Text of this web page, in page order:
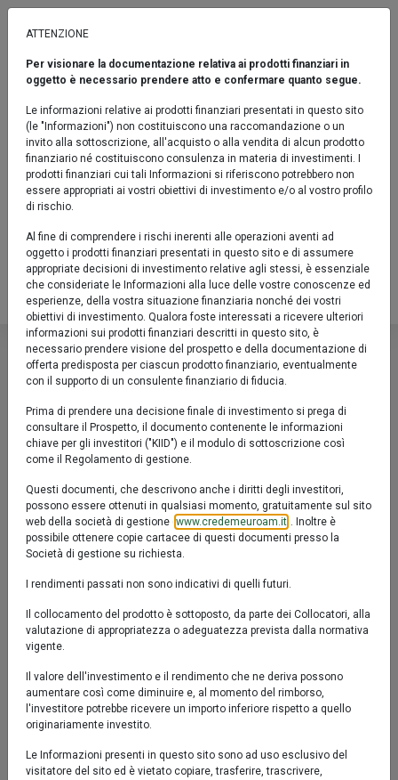
AD ORIZZONTE TEMPORALE
Euromobiliare Target 2028 D
Fondo / Obbligazionari Flessibili / Indicatore sintetico di rischio: 3
Confronta
Fact sheet
Prodotto chiuso al collocamento
IT0005526352
Valore Quota al 05/08/2026: 5,4420 €
Euromobiliare Target 2028 D
Fondo / Obbligazionari Flessibili /
Confronta Fact sheet Prodotto chiuso al collocamento
IT0005526352
Valore Quota al 05/08/2026:
Descrizione
accrescere gradualmente il valore del capitale investito
nell’arco di un orizzonte temporale predefinito (entro
dicembre 2028). Il Fondo è gestito in modo attivo e
flessibile. Gli investimenti sono principalmente
denominati in Euro e non presentano vincoli
predeterminati su tipologia di emittenti ed aree
geografiche di riferimento.
ATTENZIONE
Per visionare la documentazione relativa ai prodotti finanziari in
oggetto è necessario prendere atto e confermare quanto segue.
Le informazioni relative ai prodotti finanziari presentati in questo sito
(le "Informazioni") non costituiscono una raccomandazione o un
invito alla sottoscrizione, all'acquisto o alla vendita di alcun prodotto
finanziario né costituiscono consulenza in materia di investimenti. I
prodotti finanziari cui tali Informazioni si riferiscono potrebbero non
essere appropriati ai vostri obiettivi di investimento e/o al vostro profilo
di rischio.
Al fine di comprendere i rischi inerenti alle operazioni aventi ad
oggetto i prodotti finanziari presentati in questo sito e di assumere
appropriate decisioni di investimento relative agli stessi, è essenziale
che consideriate le Informazioni alla luce delle vostre conoscenze ed
esperienze, della vostra situazione finanziaria nonché dei vostri
obiettivi di investimento. Qualora foste interessati a ricevere ulteriori
informazioni sui prodotti finanziari descritti in questo sito, è
necessario prendere visione del prospetto e della documentazione di
offerta predisposta per ciascun prodotto finanziario, eventualmente
con il supporto di un consulente finanziario di fiducia.
Prima di prendere una decisione finale di investimento si prega di
consultare il Prospetto, il documento contenente le informazioni
chiave per gli investitori ("KIID") e il modulo di sottoscrizione così
come il Regolamento di gestione.
Questi documenti, che descrivono anche i diritti degli investitori,
possono essere ottenuti in qualsiasi momento, gratuitamente sul sito
web della società di gestione ( www.credemeuroam.it ). Inoltre è
possibile ottenere copie cartacee di questi documenti presso la
Società di gestione su richiesta.
I rendimenti passati non sono indicativi di quelli futuri.
Il collocamento del prodotto è sottoposto, da parte dei Collocatori, alla
valutazione di appropriatezza o adeguatezza prevista dalla normativa
vigente.
Il valore dell'investimento e il rendimento che ne deriva possono
aumentare così come diminuire e, al momento del rimborso,
l'investitore potrebbe ricevere un importo inferiore rispetto a quello
originariamente investito.
Le Informazioni presenti in questo sito sono ad uso esclusivo del
visitatore del sito ed è vietato copiare, trasferire, trascrivere,